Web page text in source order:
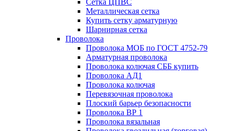
Сетка ЦПВС
Металлическая сетка
Купить сетку арматурную
Шарнирная сетка
Проволока
Проволока МОБ по ГОСТ 4752-79
Арматурная проволока
Проволока колючая СББ купить
Проволока АД1
Проволока колючая
Перевязочная проволока
Плоский барьер безопасности
Проволока ВР 1
Проволока вязальная